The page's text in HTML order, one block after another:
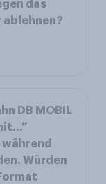
das
DB MOBIL
Würden